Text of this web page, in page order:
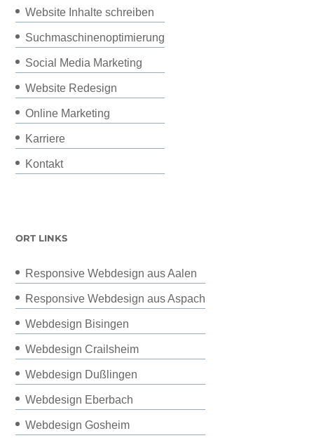
Website Inhalte schreiben
Suchmaschinenoptimierung
Social Media Marketing
Website Redesign
Online Marketing
Karriere
Kontakt
ORT LINKS
Responsive Webdesign aus Aalen
Responsive Webdesign aus Aspach
Webdesign Bisingen
Webdesign Crailsheim
Webdesign Dußlingen
Webdesign Eberbach
Webdesign Gosheim